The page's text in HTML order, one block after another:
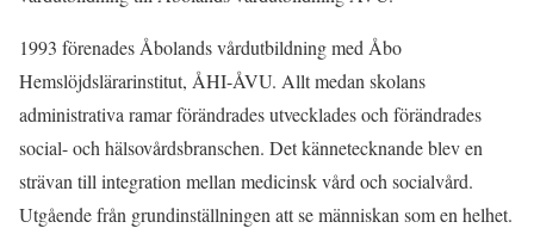
1993 förenades Åbolands vårdutbildning med Åbo
Hemslöjdslärarinstitut, ÅHI-ÅVU. Allt medan skolans
administrativa ramar förändrades utvecklades och förändrades
social- och hälsovårdsbranschen. Det kännetecknande blev en
strävan till integration mellan medicinsk vård och socialvård.
Utgående från grundinställningen att se människan som en helhet.